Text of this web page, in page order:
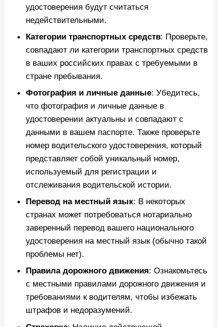
удостоверения будут считаться
недействительными.
Категории транспортных средств: Проверьте,
совпадают ли категории транспортных средств
в ваших российских правах с требуемыми в
стране пребывания.
Фотография и личные данные: Убедитесь,
что фотография и личные данные в
удостоверении актуальны и совпадают с
данными в вашем паспорте. Также проверьте
номер водительского удостоверения, который
представляет собой уникальный номер,
используемый для регистрации и
отслеживания водительской истории.
Перевод на местный язык: В некоторых
странах может потребоваться нотариально
заверенный перевод вашего национального
удостоверения на местный язык (обычно такой
проблемы нет).
Правила дорожного движения: Ознакомьтесь
с местными правилами дорожного движения и
требованиями к водителям, чтобы избежать
штрафов и недоразумений.